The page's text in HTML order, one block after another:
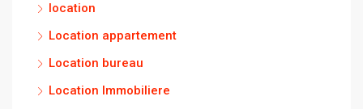
location
Location appartement
Location bureau
Location Immobiliere